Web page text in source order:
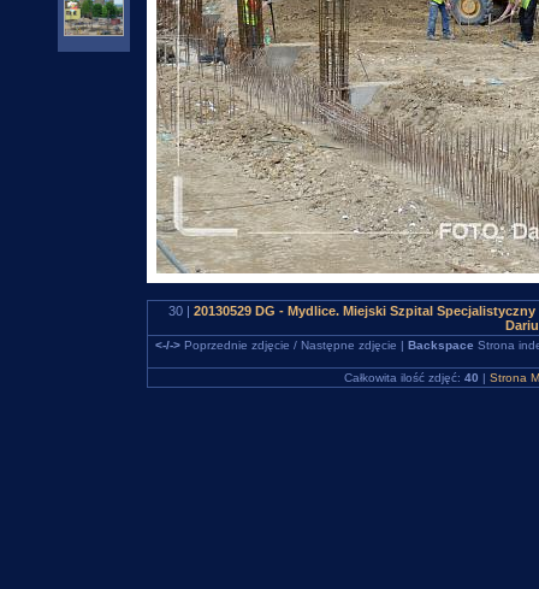
30 | 20130529 DG - Mydlice. Miejski Szpital
<-/->Poprzednie zdjęcie / Następne zdjęcie | Backspace Strona
Całkowita ilość zdjęć: 40 | Strona